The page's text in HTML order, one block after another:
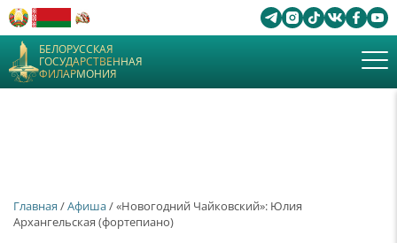
БЕЛОРУССКАЯ
ГОСУДАРСТВЕННАЯ
ФИЛАРМОНИЯ
Главная /Афиша/ «Новогодний Чайковский»: Юлия
Архангельская (фортепиано)